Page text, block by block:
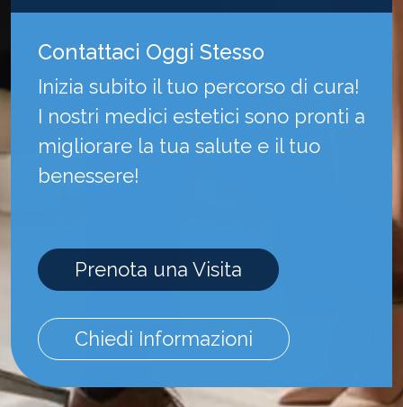
Contattaci Oggi Stesso
Inizia subito il tuo percorso di cura!
I nostri medici estetici sono pronti a
migliorare la tua salute e il tuo
benessere!
Prenota una Visita
Chiedi Informazioni